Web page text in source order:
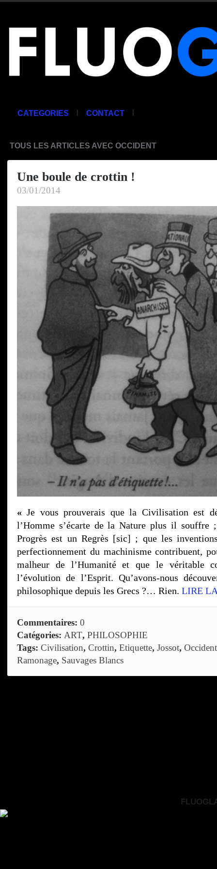
CATEGORIES | CONTACT |
TOUS LES ARTICLES AVEC OCCIDENT
Une boule de crottin !
03/01/2014
« Je vous prouverais que la Civilisation est
l’Homme s’écarte de la Nature plus il souffre
Progrès est un Regrès [sic] ; que les
perfectionnement du machinisme contribuent,
malheur de l’Humanité et que le véritable
l’évolution de l’Esprit. Qu’avons-nous
philosophique depuis les Grecs ?… Rien. LIRE
Commentaires: 0
Catégories: ART, PHILOSOPHIE
Tags: Civilisation, Crottin, Etiquette, Jossot, Occident
Ramonage, Sauvages Blancs